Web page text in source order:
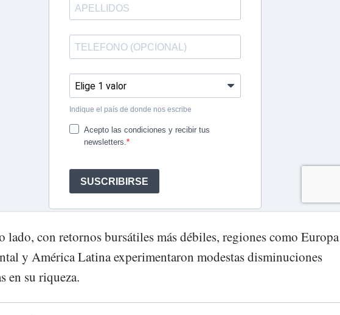
lado, con retornos bursátiles más débiles, regiones como Europa
y América Latina experimentaron modestas disminuciones
en su riqueza.